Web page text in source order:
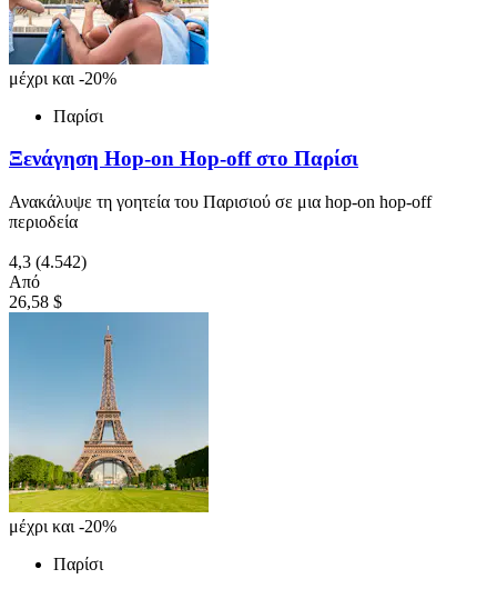
μέχρι και -20%
Παρίσι
Ξενάγηση Hop-on Hop-off στο Παρίσι
Ανακάλυψε τη γοητεία του Παρισιού σε μια hop-on hop-off
περιοδεία
4,3 (4.542)
Από
26,58 $
μέχρι και -20%
Παρίσι